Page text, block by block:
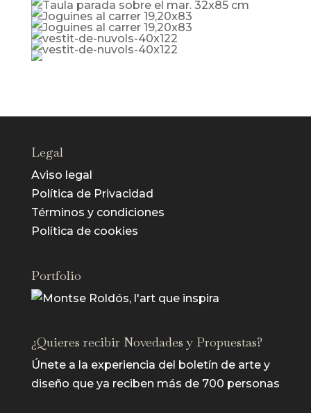
Legal
Aviso legal
Política de Privacidad
Términos y condiciones
Política de cookies
Portfolio
¿Quieres recibir Novedades y Propuestas?
Únete a la experiencia del boletín de arte y
diseño que ya reciben más de 700 personas